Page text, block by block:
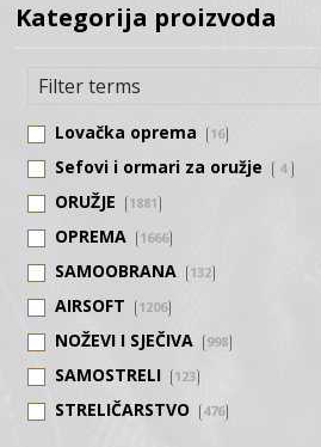
Kategorija proizvoda
Lovačka oprema 16
Sefovi i ormari za oružje 4
ORUŽJE 1881
OPREMA 1666
SAMOOBRANA 132
AIRSOFT 1206
NOŽEVI I SJEČIVA 998
SAMOSTRELI 123
STRELIČARSTVO 476